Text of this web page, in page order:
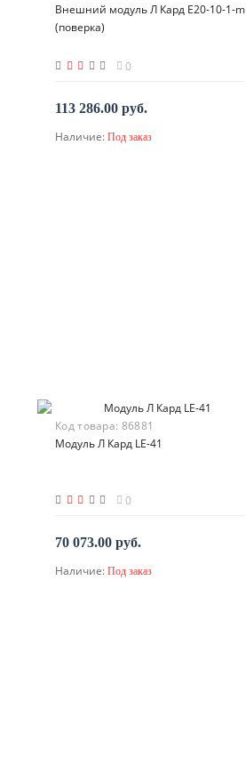
Внешний модуль Л Кард E20-10-1-m
(поверка)
0
113 286.00 руб.
По запросу
Наличие: Под заказ
Код товара: 86881
Модуль Л Кард LE-41
0
70 073.00 руб.
По запросу
Наличие: Под заказ